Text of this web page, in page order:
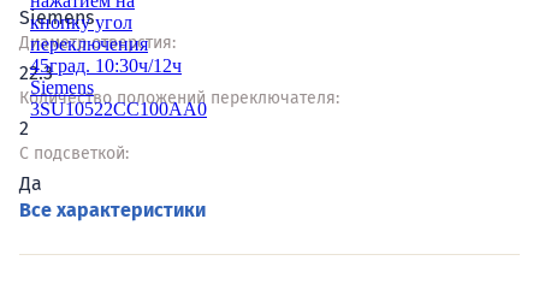
Siemens
Диаметр отверстия:
22.3
Количество положений переключателя:
2
С подсветкой:
Да
Все характеристики